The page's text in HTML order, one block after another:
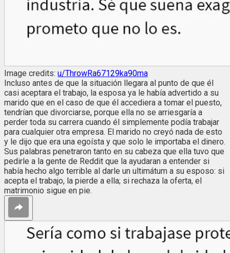
Image credits: u/ThrowRa67129ka90ma
Incluso antes de que la situación llegara al punto de que él
casi aceptara el trabajo, la esposa ya le había advertido a su
marido que en el caso de que él accediera a tomar el puesto,
tendrían que divorciarse, porque ella no se arriesgaría a
perder toda su carrera cuando él simplemente podía trabajar
para cualquier otra empresa. El marido no creyó nada de esto
y le dijo que era una egoísta y que solo le importaba el dinero.
Sus palabras penetraron tanto en su cabeza que ella tuvo que
pedirle a la gente de Reddit que la ayudaran a entender si
había hecho algo terrible al darle un ultimátum a su esposo: si
acepta el trabajo, la pierde a ella; si rechaza la oferta, el
matrimonio sigue en pie.